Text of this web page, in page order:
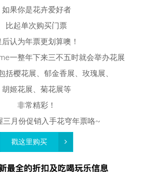
如果你是花卉爱好者
比起单次购买门票
后认为年票更划算噢！
一整年下来三不五时就会举办花展
括樱花展、郁金香展、玫瑰展、
胡姬花展、菊花展等
非常精彩！
三月份促销入手花穹年票咯~
戳这里购买